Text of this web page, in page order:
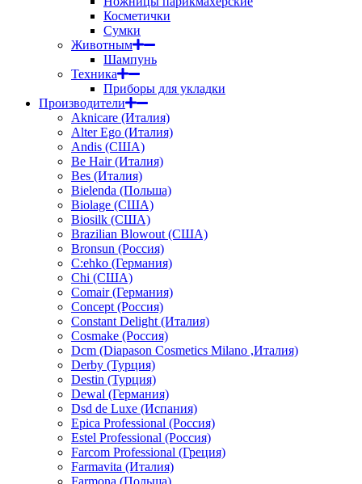
Косметички
Сумки
Животным
Шампунь
Техника
Приборы для укладки
Производители
Aknicare (Италия)
Alter Ego (Италия)
Andis (США)
Be Hair (Италия)
Bes (Италия)
Bielenda (Польша)
Biolage (США)
Biosilk (США)
Brazilian Blowout (США)
Bronsun (Россия)
C:ehko (Германия)
Chi (США)
Comair (Германия)
Concept (Россия)
Constant Delight (Италия)
Cosmake (Россия)
Dcm (Diapason Cosmetics Milano ,Италия)
Derby (Турция)
Destin (Турция)
Dewal (Германия)
Dsd de Luxe (Испания)
Epica Professional (Россия)
Estel Professional (Россия)
Farcom Professional (Греция)
Farmavita (Италия)
Farmona (Польша)